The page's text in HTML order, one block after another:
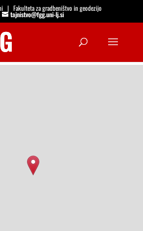
|Fakulteta za gradbeništvo in geodezijo
tajnistvo@fgg.uni-lj.si